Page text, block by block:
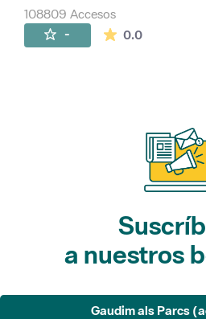
108809 Accesos
- 0.0La
a nuestros
Gaudim als Parcs